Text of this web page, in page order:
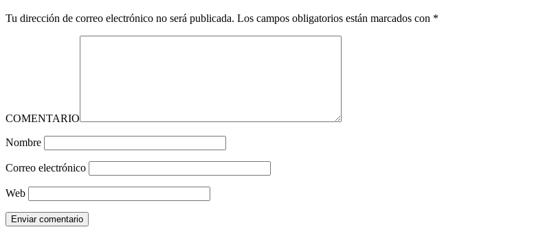
Tu dirección de correo electrónico no será publicada. Los campos obligatorios están marcados con *
COMENTARIO
Nombre
Correo electrónico
Web